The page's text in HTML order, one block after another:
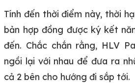
Tính đến thời điểm này, thời
bản hợp đồng được ký kết
đến. Chắc chắn rằng, HLV
ngồi lại với nhau để đưa ra
cả 2 bên cho hướng đi sắp tới.